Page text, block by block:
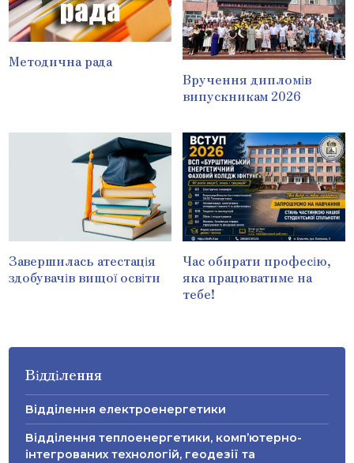
Методична рада
Вручення дипломів
випускникам 2026
Завершилась атестація
здобувачів вищої освіти
Час обирати професію,
яка працюватиме на
тебе!
Відділення
Відділення електроенергетики
Відділення теплоенергетики, комп’ютерно-
інтегрованих технологій, геодезії та